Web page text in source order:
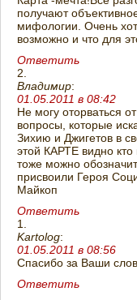
получают
мифологии. Очень
возможно и что для
Ответить
Владимир:
01.05.2011 в 08:42
Не могу оторваться
вопросы, которые
Зихию и Джигетов в
этой КАРТЕ видно кто
тоже можно
присвоили Героя
Майкоп
Ответить
Kartolog:
01.05.2011 в 08:56
Спасибо за Ваши
Ответить